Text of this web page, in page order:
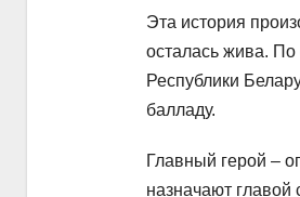
Эта история
осталась жива. По
Республики
балладу.
Главный герой –
назначают главой